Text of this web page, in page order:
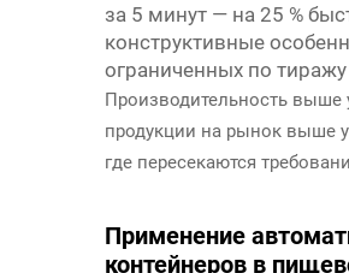
за 5 минут — на 25 %
конструктивные
ограниченных по тиражу
Производительность выше
продукции на рынок выше у
где пересекаются
Применение
контейнеров в